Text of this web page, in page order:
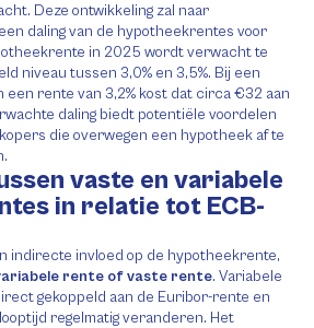
Deze ontwikkeling zal naar
daling van de hypotheekrentes voor
in 2025 wordt verwacht te
niveau tussen 3,0% en 3,5%. Bij een
een rente van 3,2% kost dat circa €32 aan
daling biedt potentiële voordelen
die overwegen een hypotheek af te
vaste en variabele
in relatie tot ECB-
indirecte invloed op de hypotheekrente,
rente of vaste rente. Variabele
gekoppeld aan de Euribor-rente en
regelmatig veranderen. Het